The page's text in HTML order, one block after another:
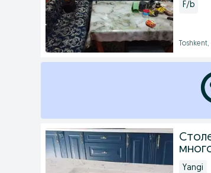
F/b
Yangi